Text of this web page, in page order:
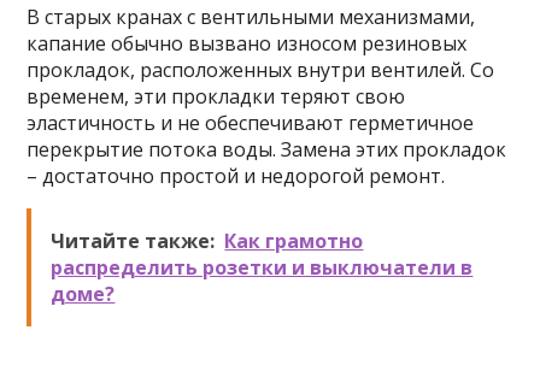
В старых кранах с вентильными механизмами,
капание обычно вызвано износом резиновых
прокладок, расположенных внутри вентилей. Со
временем, эти прокладки теряют свою
эластичность и не обеспечивают герметичное
перекрытие потока воды. Замена этих прокладок
– достаточно простой и недорогой ремонт.
Читайте также: Как грамотно
распределить розетки и выключатели в
доме?